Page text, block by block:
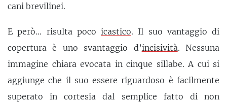
cani brevilinei.
E però… risulta poco icastico. Il suo vantaggio di
copertura è uno svantaggio d’incisività. Nessuna
immagine chiara evocata in cinque sillabe. A cui si
aggiunge che il suo essere riguardoso è facilmente
superato in cortesia dal semplice fatto di non